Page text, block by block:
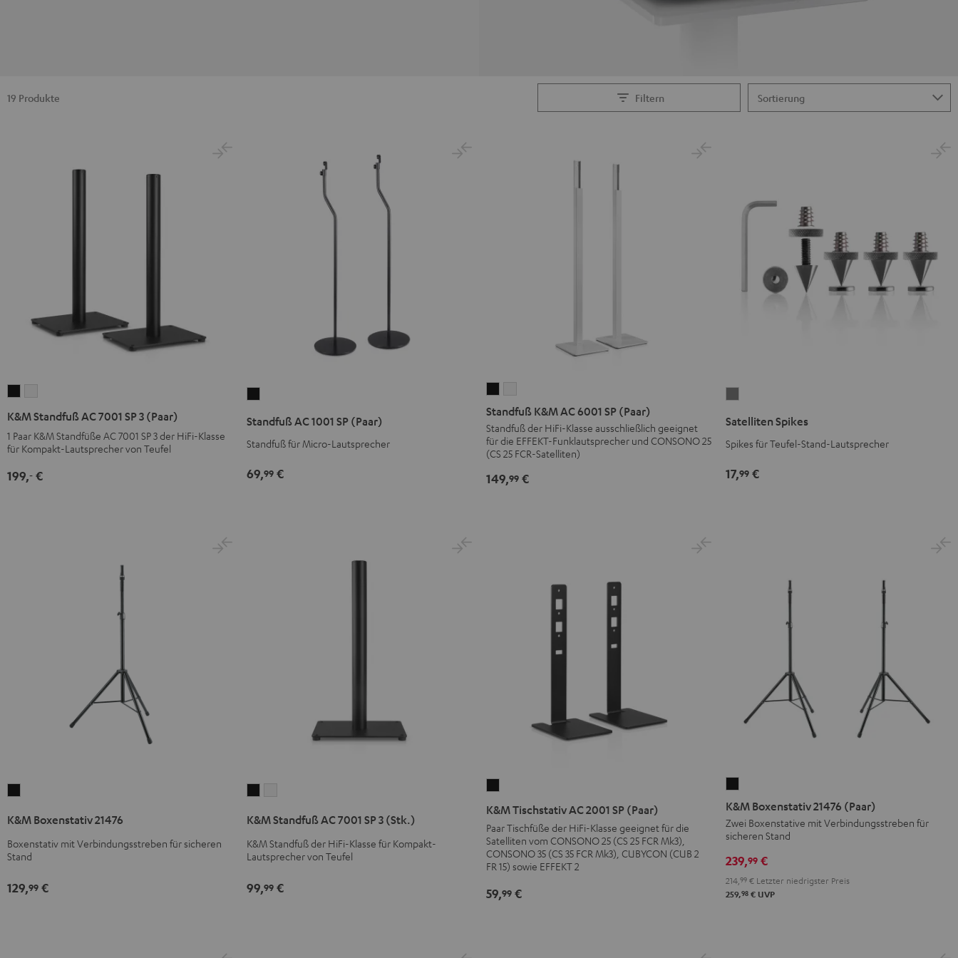
Filtern
19 Produkte
7001
3
Standfuß
7001
3
K&M Standfuß AC 7001 SP 3 (Paar)
1 Paar K&M Standfüße AC 7001 SP 3 der HiFi-Klasse
für Kompakt-Lautsprecher von Teufel
199,‐ €
1001
SP
Schwarz
Standfuß AC 1001 SP (Paar)
Standfuß für Micro-Lautsprecher
69,99 €
K&M
AC
6001
SP
(Paar)
K&M
AC
6001
SP
(Paar)
Standfuß K&M AC 6001 SP (Paar)
Standfuß der HiFi-Klasse ausschließlich geeignet
für die EFFEKT-Funklautsprecher und CONSONO 25
(CS 25 FCR-Satelliten)
149,99 €
Titan
Satelliten Spikes
Spikes für Teufel-Stand-Lautsprecher
17,99 €
21476
Schwarz
K&M Boxenstativ 21476
Boxenstativ mit Verbindungsstreben für sicheren
Stand
129,99 €
AC
7001
SP
(Stk.)
AC
7001
SP
(Stk.)
K&M Standfuß AC 7001 SP 3 (Stk.)
K&M Standfuß der HiFi-Klasse für Kompakt-
Lautsprecher von Teufel
99,99 €
Tischstativ
2001
SP
(Paar)
Schwarz
K&M Tischstativ AC 2001 SP (Paar)
Paar Tischfüße der HiFi-Klasse geeignet für die
Satelliten vom CONSONO 25 (CS 25 FCR Mk3),
CONSONO 35 (CS 35 FCR Mk3), CUBYCON (CUB 2
FR 15) sowie EFFEKT 2
59,99 €
Boxenstativ
21476
(Paar)
K&M Boxenstativ 21476 (Paar)
Zwei Boxenstative mit Verbindungsstreben für
sicheren Stand
239,99 €
214, 99 € Letzter niedrigster Preis
259,98 € UVP